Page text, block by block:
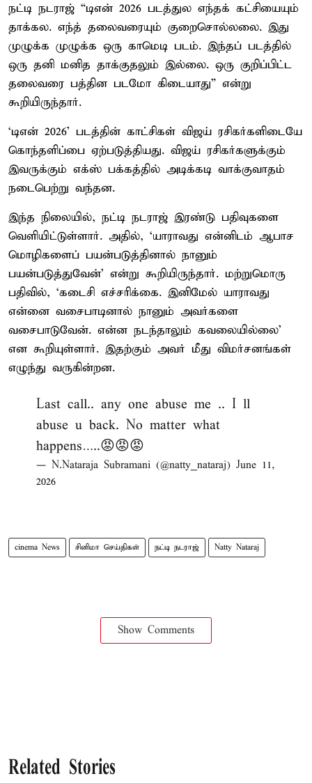
நட்டி நடராஜ் “டிஎன் 2026 படத்துல எந்தக் கட்சியையும்
தாக்கல. எந்த் தலைவரையும் குறைசொல்லலை. இது
முழுக்க முழுக்க ஒரு காமெடி படம். இந்தப் படத்தில்
ஒரு தனி மனித தாக்குதலும் இல்லை. ஒரு குறிப்பிட்ட
தலைவரை பத்தின படமோ கிடையாது” என்று
கூறியிருந்தார்.
‘டிஎன் 2026’ படத்தின் காட்சிகள் விஜய் ரசிகர்களிடையே
கொந்தளிப்பை ஏற்படுத்தியது. விஜய் ரசிகர்களுக்கும்
இவருக்கும் எக்ஸ் பக்கத்தில் அடிக்கடி வாக்குவாதம்
நடைபெற்று வந்தன.
இந்த நிலையில், நட்டி நடராஜ் இரண்டு பதிவுகளை
வெளியிட்டுள்ளார். அதில், ‘யாராவது என்னிடம் ஆபாச
மொழிகளைப் பயன்படுத்தினால் நானும்
பயன்படுத்துவேன்’ என்று கூறியிருந்தார். மற்றுமொரு
பதிவில், ‘கடைசி எச்சரிக்கை. இனிமேல் யாராவது
என்னை வசைபாடினால் நானும் அவர்களை
வசைபாடுவேன். என்ன நடந்தாலும் கவலையில்லை’
என கூறியுள்ளார். இதற்கும் அவர் மீது விமர்சனங்கள்
எழுந்து வருகின்றன.
Last call.. any one abuse me .. I ll
abuse u back. No matter what
happens…..😡😡😡
— N.Nataraja Subramani (@natty_nataraj) June 11,
2026
cinema News சினிமா செய்திகள் நட்டி நடராஜ் Natty Nataraj
Show Comments
Related Stories